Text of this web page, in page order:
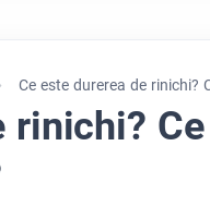
Ce este durerea de rinichi?
rinichi?